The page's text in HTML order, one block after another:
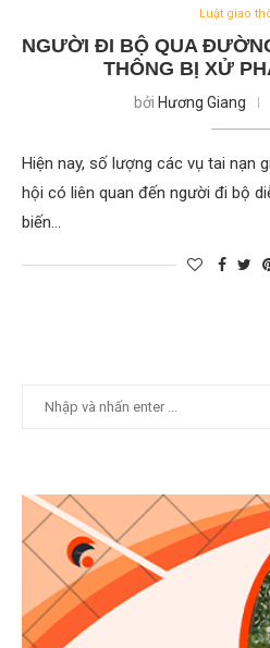
Luật giao
NGƯỜI ĐI BỘ QUA
THÔNG BỊ XỬ
bởi Hương Giang
Hiện nay, số lượng các vụ tai nạn
hội có liên quan đến người đi bộ
biến…